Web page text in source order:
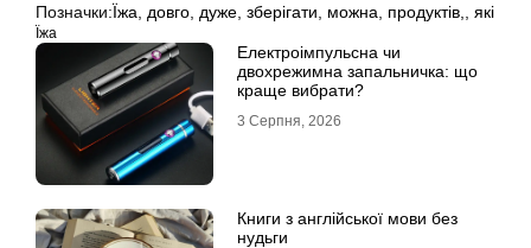
Позначки:Їжа довго дуже зберігати можна продуктів, які
Їжа
Електроімпульсна чи
двохрежимна запальничка: що
краще вибрати?
3 Серпня, 2026
Книги з англійської мови без
нудьги